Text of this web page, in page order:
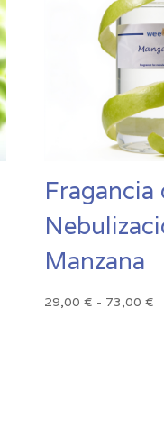
Fragancia
Manzana
29,00 € - 73,00 €